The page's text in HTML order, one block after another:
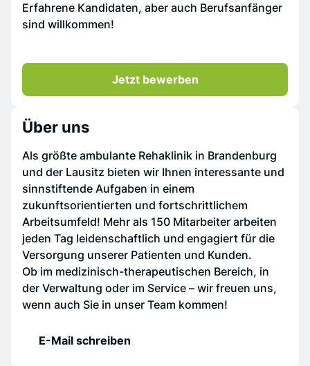
Erfahrene Kandidaten, aber auch Berufsanfänger
sind willkommen!
Jetzt bewerben
Über uns
Als größte ambulante Rehaklinik in Brandenburg
und der Lausitz bieten wir Ihnen interessante und
sinnstiftende Aufgaben in einem
zukunftsorientierten und fortschrittlichem
Arbeitsumfeld! Mehr als 150 Mitarbeiter arbeiten
jeden Tag leidenschaftlich und engagiert für die
Versorgung unserer Patienten und Kunden.
Ob im medizinisch-therapeutischen Bereich, in
der Verwaltung oder im Service – wir freuen uns,
wenn auch Sie in unser Team kommen!
E-Mail schreiben